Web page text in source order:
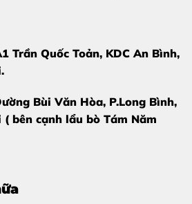
sớm sẽ giúp bảo vệ lớp màn hình
bụi bẩn và hơi ẩm.
Khiến Mặt Kính Realme
Thông thường, mặt kính hỏng
Trần Quốc Toản, KDC An Bình,
Bùi Văn Hòa, P.Long Bình,
bên cạnh lẩu bò Tám Năm